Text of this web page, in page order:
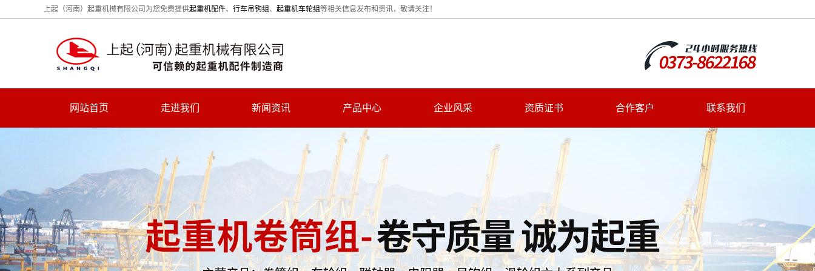
上起（河南）起重机械有限公司为您免费提供起重机配件、 行车吊钩组 、 起重机车轮组等相关信息发布和资讯，敬请关注！
网站首页 走进我们 新闻资讯 产品中心 企业风采 资质证书 合作客户 联系我们